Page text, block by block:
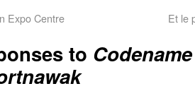
Expo Centre Et le
to